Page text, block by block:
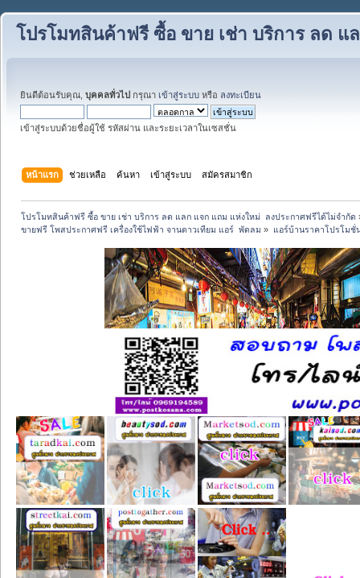
โปรโมทสินค้าฟรี ซื้อ ขาย เช่า บริการ ลด
ยินดีต้อนรับคุณ, บุคคลทั่วไป กรุณา เข้าสู่ระบบ หรือ ลงทะเบียน
เข้าสู่ระบบด้วยชื่อผู้ใช้ รหัสผ่าน และระยะเวลาในเซสชั่น
หน้าแรก ช่วยเหลือ ค้นหา เข้าสู่ระบบ สมัครสมาชิก
โปรโมทสินค้าฟรี ซื้อ ขาย เช่า บริการ ลด แลก แจก แถม แห่งใหม่  ลงประกาศฟรีได้ไม่จำกัด
ขายฟรี โพสประกาศฟรี เครื่องใช้ไฟฟ้า จานดาวเทียม แอร์  พัดลม » แอร์บ้านราคาโปรโม